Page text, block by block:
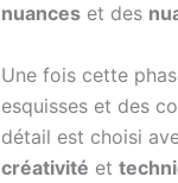
nuances et des
Une fois cette
esquisses et des
détail est choisi
créativité et